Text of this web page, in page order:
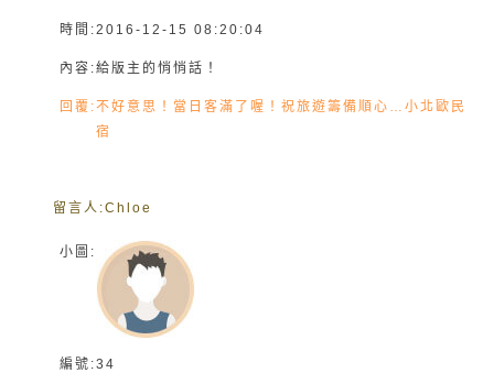
時間:2016-12-15 08:20:04
內容:給版主的悄悄話！
回覆:不好意思！當日客滿了喔！祝旅遊籌備順心…小北歐民
宿
留言人:Chloe
小圖:
編號:34